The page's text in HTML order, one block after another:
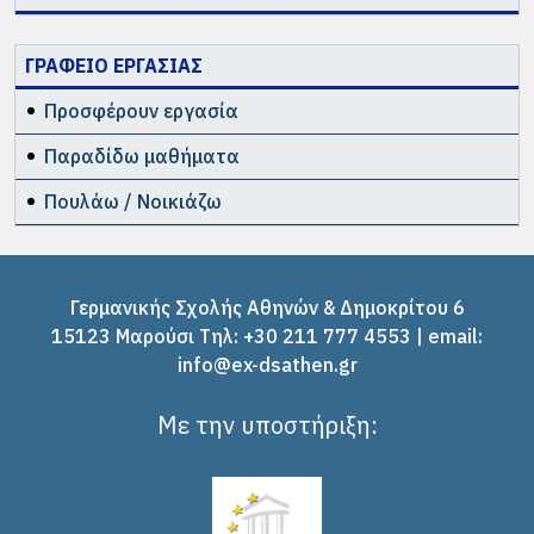
Μουτσοπούλου είναι το πρώην Γαλλικό
Ινστιτούτο του Πειραιά, ένα από τα
ιστορικότερα κτήρια της πόλης.
Ο Πάνος Λασκαρίδης, Επίτιμος Διδάκτωρ
του Πανεπιστημίου Πειραιώς…
Δωρεά Πλοίου από τον Πάνο Λασκαρίδη…
Δωρεά οικογένειας Πάνου Λασκαρίδη στο
Πολεμικό Ναυτικό…
Ο Πάνος Λασκαρίδης, Εφοπλιστής &
Πρόεδρος ιδρύματος «Αικατερίνης
Λασκαρίδη» στο κανάλι της
Ναυτεμπορικής…
ΠΕΡΙΣΣΟΤΕΡΑ
ΓΡΑΦΕΙΟ ΕΡΓΑΣΙΑΣ
Προσφέρουν εργασία
Παραδίδω μαθήματα
Πουλάω / Νοικιάζω
Γερμανικής Σχολής Αθηνών & Δημοκρίτου 6
15123 Μαρούσι Tηλ: +30 211 777 4553 | email:
info@ex-dsathen.gr
Με την υποστήριξη: